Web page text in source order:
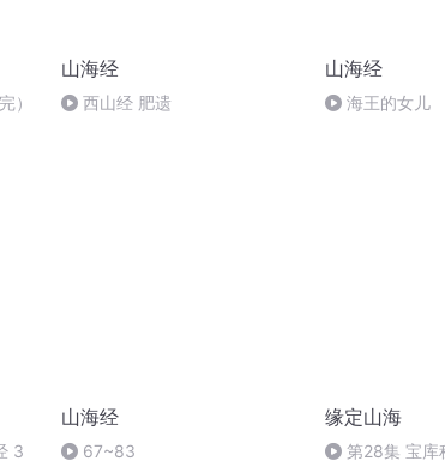
）
山海经
西山经 肥遗
山海经
海王的女儿
3
山海经
67~83
缘定山海
第28集 宝库